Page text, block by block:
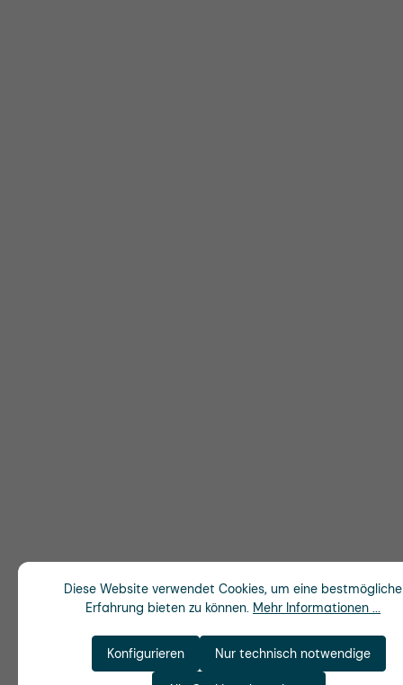
Diese Website verwendet Cookies, um eine bestmögliche
Erfahrung bieten zu können. Mehr Informationen ...
Nur technisch notwendige
Konfigurieren